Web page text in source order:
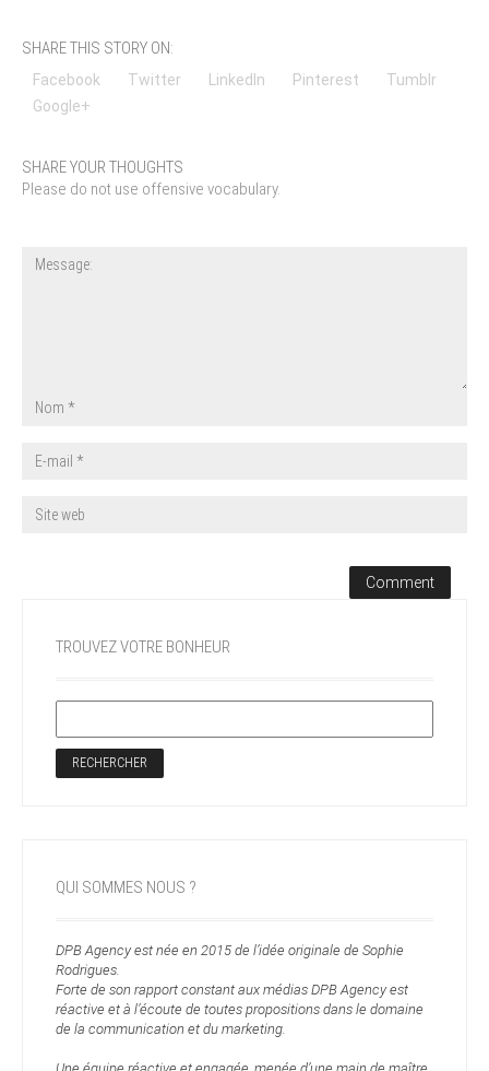
SHARE THIS STORY ON:
Facebook Twitter LinkedIn Pinterest
Tumblr
Google+
SHARE YOUR THOUGHTS
Please do not use offensive vocabulary.
TROUVEZ VOTRE BONHEUR
QUI SOMMES NOUS ?
DPB Agency est née en 2015 de l’idée originale de Sophie
Rodrigues.
Forte de son rapport constant aux médias DPB Agency est
réactive et à l’écoute de toutes propositions dans le domaine
de la communication et du marketing.